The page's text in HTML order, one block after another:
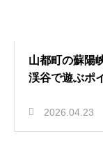
山都町の蘇陽
渓谷で遊ぶポ
2026.04.23